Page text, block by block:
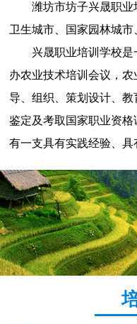
潍坊市坊子兴晟职业
卫生城市、国家园林城
兴晟职业培训学校是
办农业技术培训会议，
导、组织、策划设计、
鉴定及考取国家职业资
有一支具有实践经验、